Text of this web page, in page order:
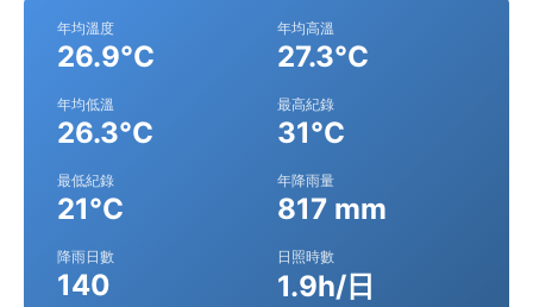
年均溫度
26.9°C
年均高溫
27.3°C
年均低溫
26.3°C
最高紀錄
31°C
最低紀錄
21°C
年降雨量
817 mm
降雨日數
140
日照時數
1.9h/日